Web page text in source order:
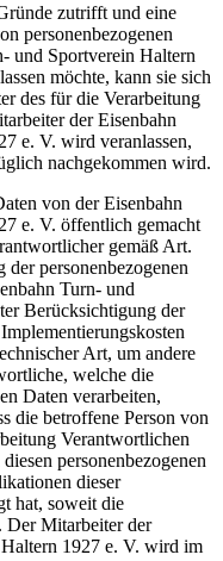
zutrifft und eine
personenbezogenen
und Sportverein Haltern
möchte, kann sie sich
des für die Verarbeitung
der Eisenbahn
e. V. wird veranlassen,
nachgekommen wird.
von der Eisenbahn
e. V. öffentlich gemacht
gemäß Art.
personenbezogenen
Turn- und
Berücksichtigung der
Art, um andere
welche die
Daten verarbeiten,
die betroffene Person von
Verantwortlichen
personenbezogenen
dieser
hat, soweit die
Der Mitarbeiter der
1927 e. V. wird im